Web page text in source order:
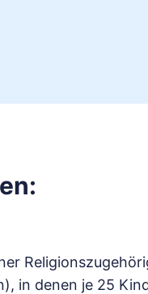
in denen je 25